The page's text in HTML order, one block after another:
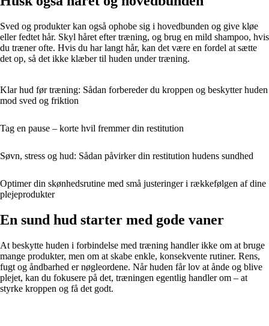
Sved og produkter kan også ophobe sig i hovedbunden og give kløe
eller fedtet hår. Skyl håret efter træning, og brug en mild shampoo, hvis
du træner ofte. Hvis du har langt hår, kan det være en fordel at sætte
det op, så det ikke klæber til huden under træning.
Klar hud før træning: Sådan forbereder du kroppen og beskytter huden
mod sved og friktion
Tag en pause – korte hvil fremmer din restitution
Søvn, stress og hud: Sådan påvirker din restitution hudens sundhed
Optimer din skønhedsrutine med små justeringer i rækkefølgen af dine
plejeprodukter
En sund hud starter med gode vaner
At beskytte huden i forbindelse med træning handler ikke om at bruge
mange produkter, men om at skabe enkle, konsekvente rutiner. Rens,
fugt og åndbarhed er nøgleordene. Når huden får lov at ånde og blive
plejet, kan du fokusere på det, træningen egentlig handler om – at
styrke kroppen og få det godt.